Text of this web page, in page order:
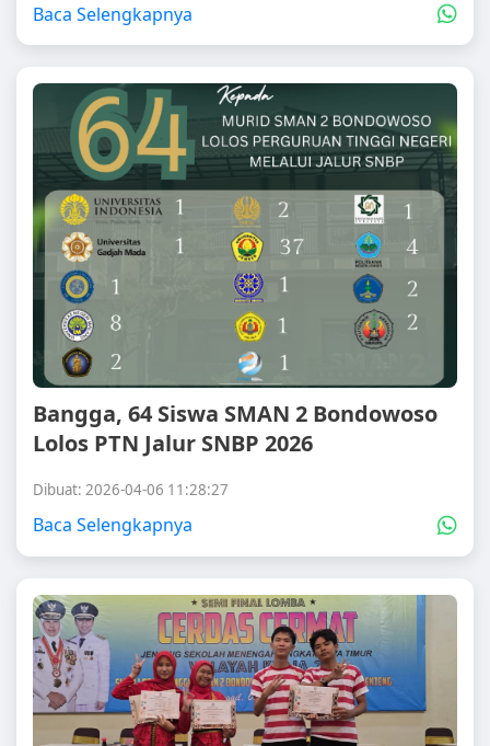
Baca Selengkapnya
Bangga, 64 Siswa SMAN 2 Bondowoso
Lolos PTN Jalur SNBP 2026
Dibuat: 2026-04-06 11:28:27
Baca Selengkapnya